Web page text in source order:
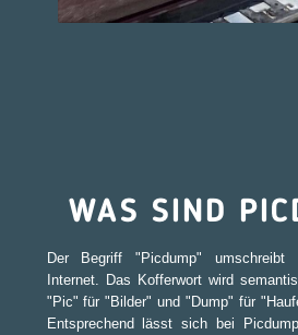
WAS SIND
Der Begriff "Picdump" umschreibt
Internet. Das Kofferwort wird
"Pic" für "Bilder" und "Dump" für
Entsprechend lässt sich bei